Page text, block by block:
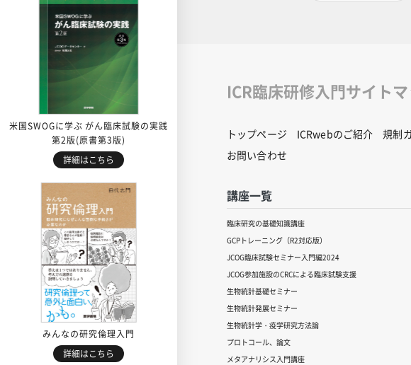
米国SWOGに学ぶ がん臨床試験の実践
第2版(原書第3版)
詳細はこちら
みんなの研究倫理入門
詳細はこちら
ICR臨床研修入門サイト
トップページ ICRwebのご紹介 規制
お問い合わせ
講座一覧
臨床研究の基礎知識講座
GCPトレーニング（R2対応版）
JCOG臨床試験セミナー入門編2024
JCOG参加施設のCRCによる臨床試験支援
生物統計基礎セミナー
生物統計発展セミナー
生物統計学・疫学研究方法論
プロトコール、論文
メタアナリシス入門講座